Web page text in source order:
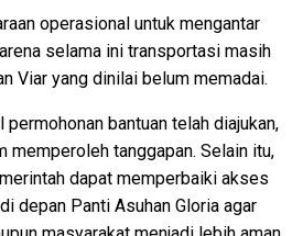
operasional untuk mengantar
selama ini transportasi masih
Viar yang dinilai belum memadai.
bantuan telah diajukan,
memperoleh tanggapan. Selain itu,
dapat memperbaiki akses
depan Panti Asuhan Gloria agar